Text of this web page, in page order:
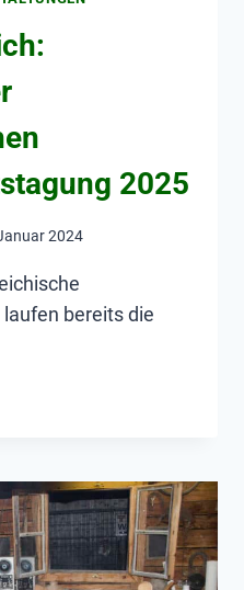
2025
2024
bereits die